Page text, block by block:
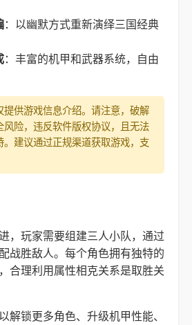
：以幽默方式重新演绎三国经典
：丰富的机甲和武器系统，自由
提供游戏信息介绍。请注意，破解
风险，违反软件版权协议，且无法
。建议通过正规渠道获取游戏，支
，玩家需要组建三人小队，通过
战胜敌人。每个角色拥有独特的
合理利用属性相克关系是取胜关
解锁更多角色、升级机甲性能、